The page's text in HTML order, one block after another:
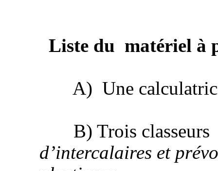
Liste du matériel à
A) Une
B) Trois
d’intercalaires et